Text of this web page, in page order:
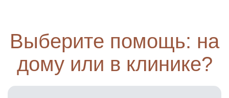
Выберите помощь: на
дому или в клинике?